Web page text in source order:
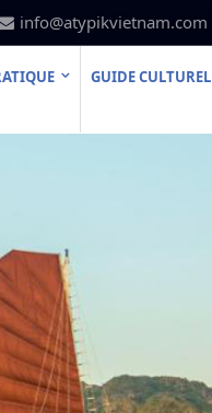
info@atypikvietnam.com
GUIDE CULTUREL